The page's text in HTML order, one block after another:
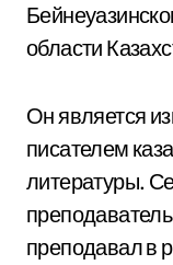
области
Он является
писателем
литературы.
преподавал в